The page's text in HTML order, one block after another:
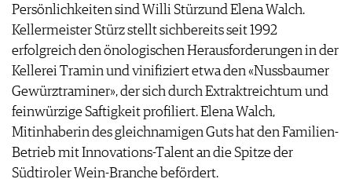
Persönlichkeiten sind Willi Stürzund Elena Walch.
Kellermeister Stürz stellt sichbereits seit 1992
erfolgreich den önologischen Herausforderungen in der
Kellerei Tramin und vinifiziert etwa den «Nussbaumer
Gewürztraminer», der sich durch Extraktreichtum und
feinwürzige Saftigkeit profiliert. Elena Walch,
Mitinhaberin des gleichnamigen Guts hat den Familien-
Betrieb mit Innovations-Talent an die Spitze der
Südtiroler Wein-Branche befördert.